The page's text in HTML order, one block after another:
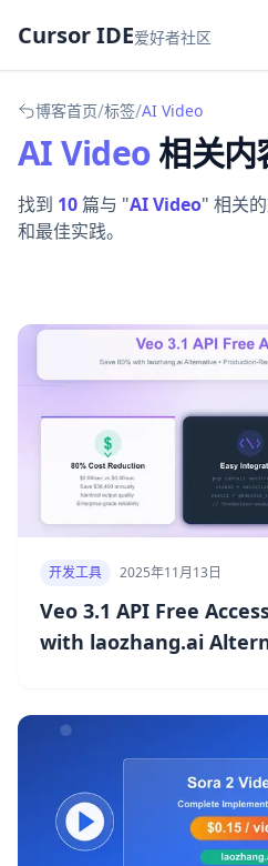
Cursor IDE爱好者社区
博客首页/标签/AI Video
AI Video相关内
找到 10篇与 "AI Video" 相关
和最佳实践。
开发工具 2025年11月13日
Veo 3.1 API Free
with laozhang.ai